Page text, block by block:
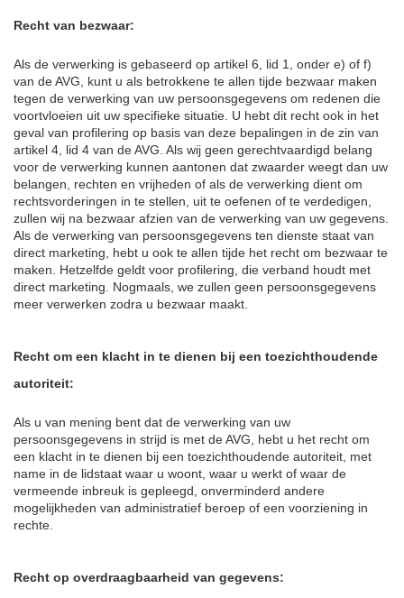
Recht van bezwaar:
Als de verwerking is gebaseerd op artikel 6, lid 1, onder e) of f)
van de AVG, kunt u als betrokkene te allen tijde bezwaar maken
tegen de verwerking van uw persoonsgegevens om redenen die
voortvloeien uit uw specifieke situatie. U hebt dit recht ook in het
geval van profilering op basis van deze bepalingen in de zin van
artikel 4, lid 4 van de AVG. Als wij geen gerechtvaardigd belang
voor de verwerking kunnen aantonen dat zwaarder weegt dan uw
belangen, rechten en vrijheden of als de verwerking dient om
rechtsvorderingen in te stellen, uit te oefenen of te verdedigen,
zullen wij na bezwaar afzien van de verwerking van uw gegevens.
Als de verwerking van persoonsgegevens ten dienste staat van
direct marketing, hebt u ook te allen tijde het recht om bezwaar te
maken. Hetzelfde geldt voor profilering, die verband houdt met
direct marketing. Nogmaals, we zullen geen persoonsgegevens
meer verwerken zodra u bezwaar maakt.
Recht om een klacht in te dienen bij een toezichthoudende
autoriteit:
Als u van mening bent dat de verwerking van uw
persoonsgegevens in strijd is met de AVG, hebt u het recht om
een klacht in te dienen bij een toezichthoudende autoriteit, met
name in de lidstaat waar u woont, waar u werkt of waar de
vermeende inbreuk is gepleegd, onverminderd andere
mogelijkheden van administratief beroep of een voorziening in
rechte.
Recht op overdraagbaarheid van gegevens: